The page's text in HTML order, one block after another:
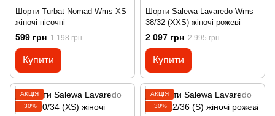
Шорти Turbat Nomad Wms XS
жіночі пісочні
599 грн 1 198 грн
Купити
Шорти Salewa Lavaredo Wms
38/32 (XXS) жіночі рожеві
2 097 грн 2 995 грн
Купити
АКЦІЯ
−30%
АКЦІЯ
−30%